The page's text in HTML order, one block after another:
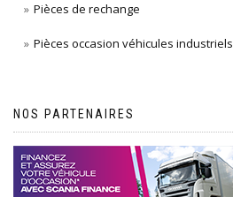
Pièces de rechange
Pièces occasion véhicules industriels
NOS PARTENAIRES